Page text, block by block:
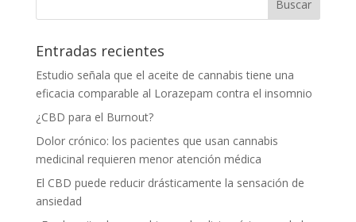
Entradas recientes
Estudio señala que el aceite de cannabis tiene una
eficacia comparable al Lorazepam contra el insomnio
¿CBD para el Burnout?
Dolor crónico: los pacientes que usan cannabis
medicinal requieren menor atención médica
El CBD puede reducir drásticamente la sensación de
ansiedad